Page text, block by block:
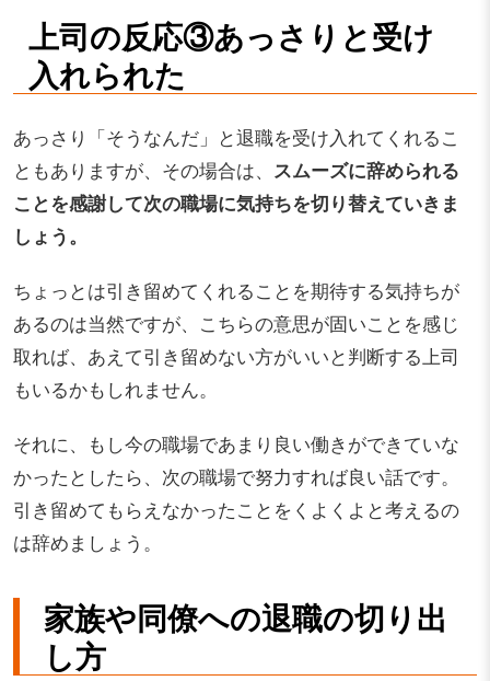
上司の反応③あっさりと受け
入れられた
あっさり「そうなんだ」と退職を受け入れてくれるこ
ともありますが、その場合は、 スムーズに辞められる
ことを感謝して次の職場に気持ちを切り替えていきま
しょう。
ちょっとは引き留めてくれることを期待する気持ちが
あるのは当然ですが、こちらの意思が固いことを感じ
取れば、あえて引き留めない方がいいと判断する上司
もいるかもしれません。
それに、もし今の職場であまり良い働きができていな
かったとしたら、次の職場で努力すれば良い話です。
引き留めてもらえなかったことをくよくよと考えるの
は辞めましょう。
家族や同僚への退職の切り出
し方